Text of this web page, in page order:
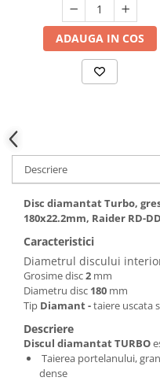
Hote bucatarie
Consumabile
Hote cupolare
Hote insula
Hote telescopice
Hote traditionale
Masini de Spalat Rufe &
Accesorii masini de spalat &
uscatoare
Masini automate de spalat
Masini de spalat rufe cu
Masini de spalat rufe
Uscatoare de rufe
Masini de spalat vase
Masini de spalat vase
ADAUGA IN COS
Descriere
Disc diamantat Turbo,
180x22.2mm, Raider RD-
Caracteristici
Diametrul discului
Grosime disc2 mm
Diametru disc 180 mm
Tip Diamant -taiere uscata
Descriere
Discul diamantat TURBO
Taierea portelanului,
dense